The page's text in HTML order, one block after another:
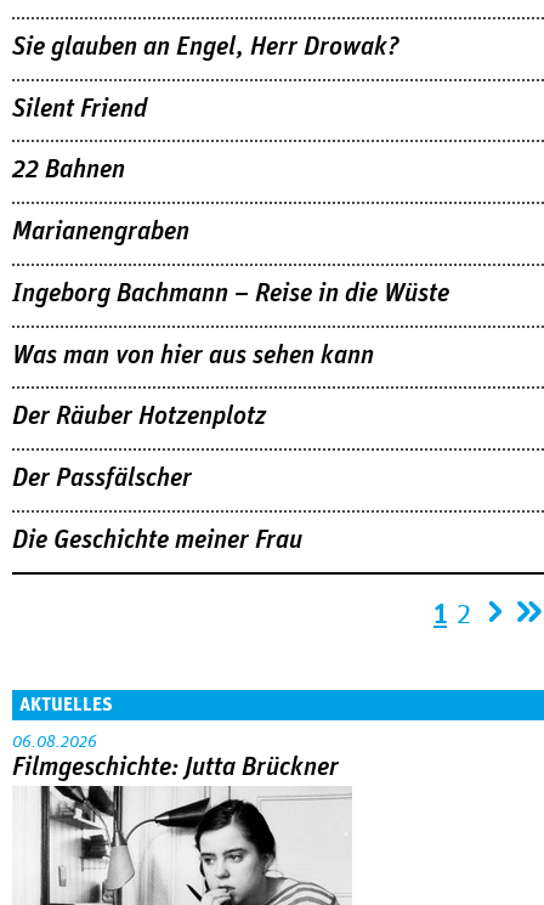
Sie glauben an Engel, Herr Drowak?
Silent Friend
22 Bahnen
Marianengraben
Ingeborg Bachmann – Reise in die Wüste
Was man von hier aus sehen kann
Der Räuber Hotzenplotz
Der Passfälscher
Die Geschichte meiner Frau
1 2
AKTUELLES
06.08.2026
Filmgeschichte: Jutta Brückner